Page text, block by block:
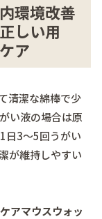
環境改善
しい用
ア
清潔な綿棒で少
い液の場合は原
日3〜5回うがい
が維持しやすい
アマウスウォッ